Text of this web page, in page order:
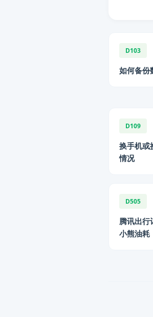
D103
如何备份
D109
换手机或
情况
D505
腾讯出行
小熊油耗